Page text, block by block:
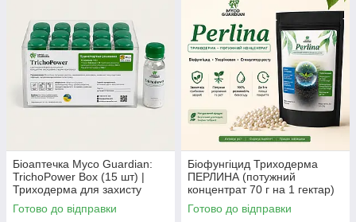
Біоаптечка Myco Guardian:
TrichoPower Box (15 шт) |
Триходерма для захисту
рослин від грибкових хвороб |
1 фл = 1 обробка на 10 л
Готово до відправки
Біофунгіцид Триходерма
ПЕРЛИНА (потужний
концентрат 70 г на 1 гектар)
– MYCO GUARDIAN,
укорінювач та стимулятор
Готово до відправки